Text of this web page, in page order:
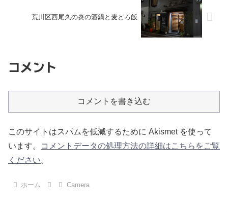
荒川区西尾久の炎の酒鍋と麦とろ飯
コメント
コメントを書き込む
このサイトはスパムを低減するために Akismet を使って
います。
コメントデータの処理方法の詳細はこちらをご覧
ください。
ホーム Camera